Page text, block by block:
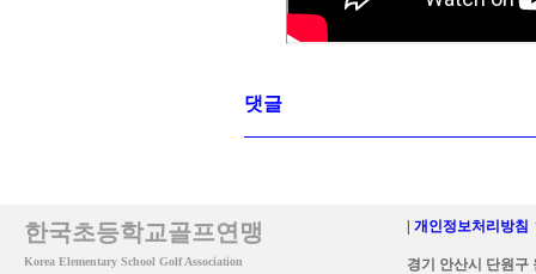
댓글
한국초등학교골프연맹
Korea Elementary School Golf Association
개인정보처리방
경기 안산시 단원구